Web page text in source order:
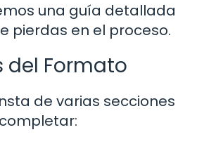
una guía detallada
pierdas en el proceso.
del Formato
de varias secciones